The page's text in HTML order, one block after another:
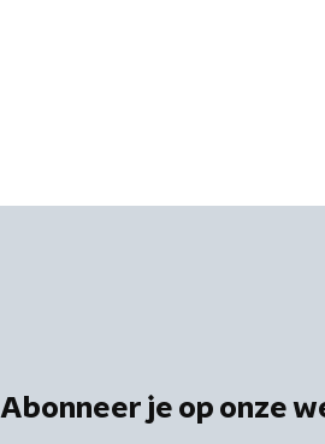
Abonneer je op onze